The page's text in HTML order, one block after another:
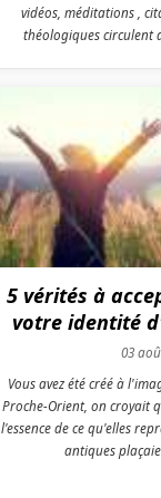
vidéos, méditations ,
théologiques circulent
5 vérités à
votre identité
03
Vous avez été créé à
Proche-Orient, on croyait
l'essence de ce qu'elles
antiques